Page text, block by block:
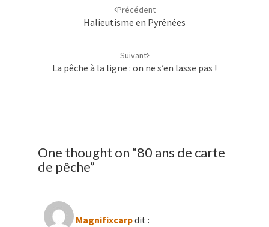
Précédent
Halieutisme en Pyrénées
Suivant
La pêche à la ligne : on ne s’en lasse pas !
One thought on “80 ans de carte
de pêche”
Magnifixcarpdit :